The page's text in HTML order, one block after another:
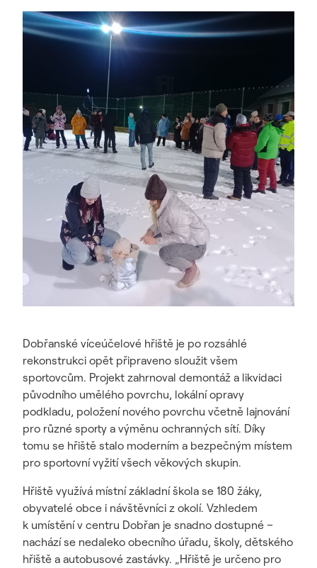
Dobřanské víceúčelové hřiště je po rozsáhlé
rekonstrukci opět připraveno sloužit všem
sportovcům. Projekt zahrnoval demontáž a likvidaci
původního umělého povrchu, lokální opravy
podkladu, položení nového povrchu včetně lajnování
pro různé sporty a výměnu ochranných sítí. Díky
tomu se hřiště stalo moderním a bezpečným místem
pro sportovní vyžití všech věkových skupin.
Hřiště využívá místní základní škola se 180 žáky,
obyvatelé obce i návštěvníci z okolí. Vzhledem
k umístění v centru Dobřan je snadno dostupné –
nachází se nedaleko obecního úřadu, školy, dětského
hřiště a autobusové zastávky. „Hřiště je určeno pro